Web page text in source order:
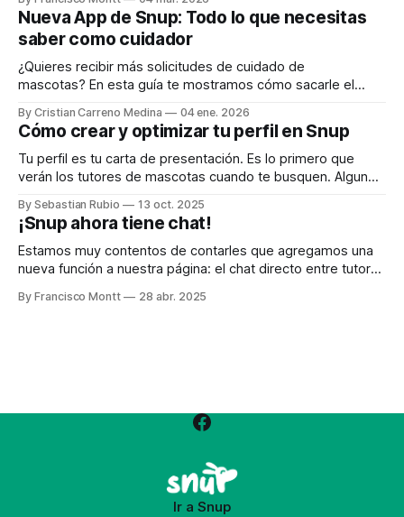
sitters tengan claridad en cada paso. Aquí te explicamos
cómo funciona 👇 Paso 1️⃣ Tutor envía una solicitud de
reserva, abriendo el
Nueva App de Snup: Todo lo que necesitas
saber como cuidador
¿Quieres recibir más solicitudes de cuidado de
mascotas? En esta guía te mostramos cómo sacarle el
hasta trucos para aparecer primero en las búsquedas. 1.
Instala la App de Snup en tu celular La App de Snup te
permite recibir
By Cristian Carreno Medina 04 ene. 2026
Cómo crear y optimizar tu perfil en Snup
Tu perfil es tu carta de presentación. Es lo primero que
verán los tutores de mascotas cuando te busquen. Algunos
rostro con una sonrisa y, si puedes, acompañado de una
mascota. Esta foto será lo primero que los tutores verán.
Una
By Sebastian Rubio 13 oct. 2025
¡Snup ahora tiene chat!
Estamos muy contentos de contarles que agregamos una
nueva función a nuestra página: el chat directo entre tutores
que la comunicación y coordinación de los servicios sea
By Francisco Montt 28 abr. 2025
Ir a Snup